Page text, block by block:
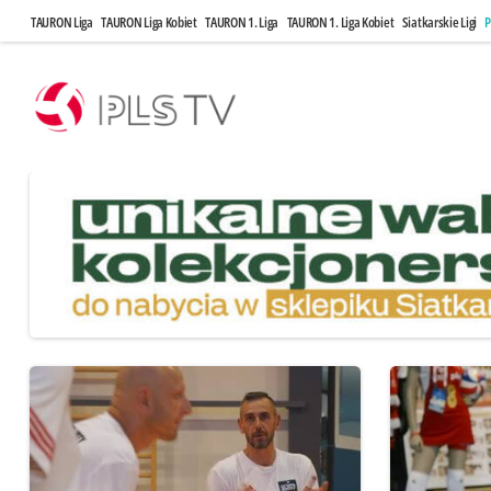
TAURON Liga TAURON Liga Kobiet TAURON 1. Liga TAURON 1. Liga Kobiet Siatkarskie Ligi